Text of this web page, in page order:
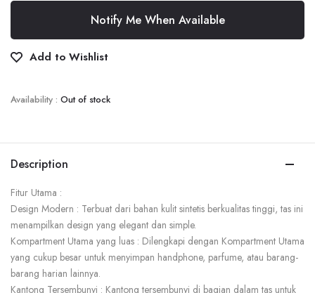
Notify Me When Available
Add to Wishlist
Availability : Out of stock
Description
Fitur Utama :
Design Modern : Terbuat dari bahan kulit sintetis berkualitas tinggi, tas ini
menampilkan design yang elegant dan simple.
Kompartment Utama yang luas : Dilengkapi dengan Kompartment Utama
yang cukup besar untuk menyimpan handphone, parfume, atau barang-
barang harian lainnya.
Kantong Tersembunyi : Kantong tersembunyi di bagian dalam tas untuk